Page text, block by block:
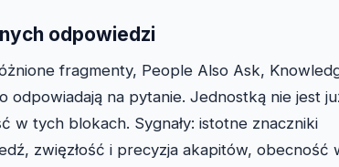
odpowiedzi
fragmenty, People Also Ask,
na pytanie. Jednostką nie jest
w tych blokach. Sygnały: istotne znaczniki
zwięzłość i precyzja akapitów, obecność